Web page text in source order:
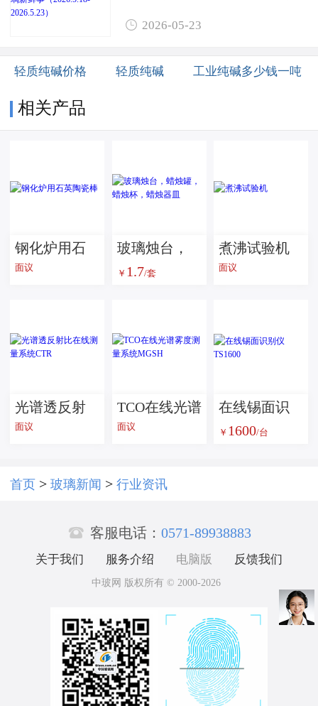
 2026-05-23
轻质纯碱价格 轻质纯碱 工业纯碱多少钱一吨
相关产品
钢化炉用石
英陶瓷棒
面议
玻璃烛台，
蜡烛罐，蜡
￥ 1.7/套
煮沸试验机
面议
光谱透反射
比在线测量
面议
TCO在线光谱
雾度测量系
面议
在线锡面识
别仪 TS1600
￥ 1600/台
首页 > 玻璃新闻 > 行业资讯
 客服电话： 0571-89938883
关于我们 服务介绍 电脑版 反馈我们
中玻网 版权所有 © 2000-2026